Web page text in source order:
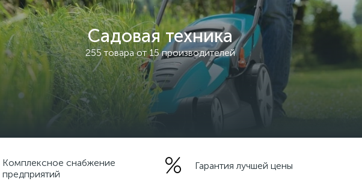
Садовая техника
255 товара от 15 производителей
Комплексное снабжение
предприятий
Гарантия лучшей цены